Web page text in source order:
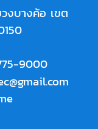
งบางค้อ เขต
9000